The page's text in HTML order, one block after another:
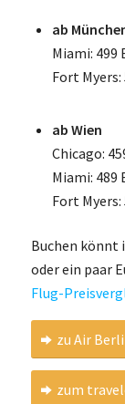
ab
Miami: 499
Fort Myers:
ab Wien
Chicago:
Miami: 489
Fort Myers:
Buchen könnt
oder ein paar
Flug-
zu Air
zum